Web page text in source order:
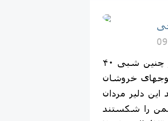
چنین شبی
خروشان
دلیر مردان
را شکستند